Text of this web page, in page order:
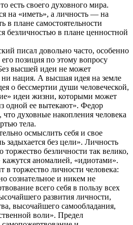
есть своего духовного мира.
на «иметь», а личность — на
в плане самостоятельности
безличностью в плане ценностной
писал довольно часто, особенно
позиция по этому вопросу
высшей идеи не может
ни нация. А высшая идея на земле
о бессмертии души человеческой,
идеи жизни, которыми может
одной ее вытекают». Федор
духовные накопления человека
тела.
осмыслить себя и свое
задыхается без цели». Личность
торжество безличности так велико,
аномалией, «идиотами».
в торжество личности человека:
сознательное и никем не
всего себя в пользу всех
развития личности,
высочайшего самообладания,
воли». Предел